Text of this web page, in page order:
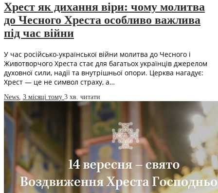
Хрест як дихання віри: чому молитва
до Чесного Хреста особливо важлива
під час війни
У час російсько-української війни молитва до Чесного і
Животворчого Хреста стає для багатьох українців джерелом
духовної сили, надії та внутрішньої опори. Церква нагадує:
Хрест — це не символ страху, а…
News, 3 місяці тому 3 хв. читати